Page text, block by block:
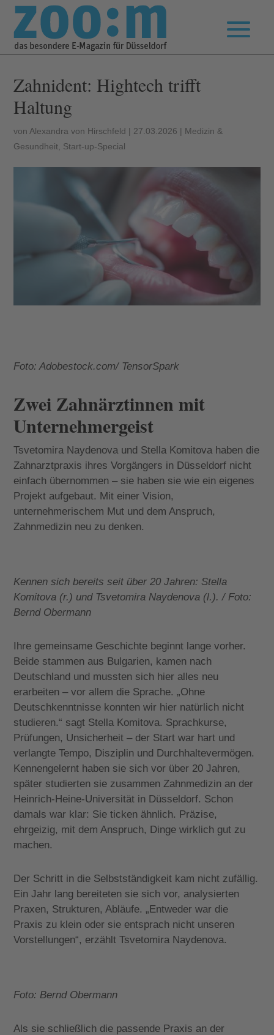
Zahnident: Hightech trifft
Haltung
von Alexandra von Hirschfeld | 27.03.2026 | Medizin &
Gesundheit Start-up-Special
Foto: Adobestock.com/ TensorSpark
Zwei Zahnärztinnen mit
Unternehmergeist
Tsvetomira Naydenova und Stella Komitova haben die
Zahnarztpraxis ihres Vorgängers in Düsseldorf nicht
einfach übernommen – sie haben sie wie ein eigenes
Projekt aufgebaut. Mit einer Vision,
unternehmerischem Mut und dem Anspruch,
Zahnmedizin neu zu denken.
Kennen sich bereits seit über 20 Jahren: Stella
Komitova (r.) und Tsvetomira Naydenova (l.). / Foto:
Bernd Obermann
Ihre gemeinsame Geschichte beginnt lange vorher.
Beide stammen aus Bulgarien, kamen nach
Deutschland und mussten sich hier alles neu
erarbeiten – vor allem die Sprache. „Ohne
Deutschkenntnisse konnten wir hier natürlich nicht
studieren.“ sagt Stella Komitova. Sprachkurse,
Prüfungen, Unsicherheit – der Start war hart und
verlangte Tempo, Disziplin und Durchhaltevermögen.
Kennengelernt haben sie sich vor über 20 Jahren,
später studierten sie zusammen Zahnmedizin an der
Heinrich-Heine-Universität in Düsseldorf. Schon
damals war klar: Sie ticken ähnlich. Präzise,
ehrgeizig, mit dem Anspruch, Dinge wirklich gut zu
machen.
Der Schritt in die Selbstständigkeit kam nicht zufällig.
Ein Jahr lang bereiteten sie sich vor, analysierten
Praxen, Strukturen, Abläufe. „Entweder war die
Praxis zu klein oder sie entsprach nicht unseren
Vorstellungen“, erzählt Tsvetomira Naydenova.
Foto: Bernd Obermann
Als sie schließlich die passende Praxis an der